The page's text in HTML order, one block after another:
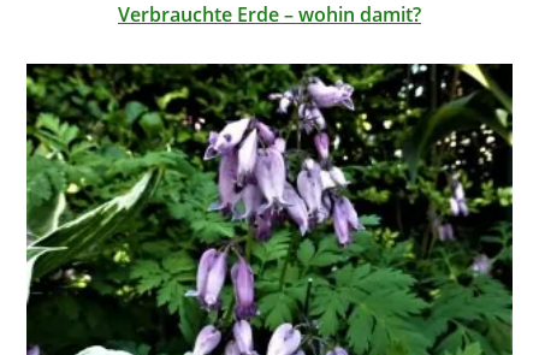
Verbrauchte Erde – wohin damit?